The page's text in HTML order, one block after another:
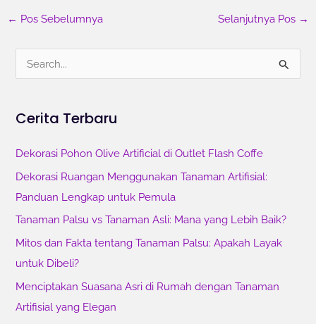
← Pos Sebelumnya Selanjutnya Pos →
u
Cerita Terbaru
Dekorasi Pohon Olive Artificial di Outlet Flash Coffe
Dekorasi Ruangan Menggunakan Tanaman Artifisial:
Panduan Lengkap untuk Pemula
Tanaman Palsu vs Tanaman Asli: Mana yang Lebih Baik?
Mitos dan Fakta tentang Tanaman Palsu: Apakah Layak
untuk Dibeli?
Menciptakan Suasana Asri di Rumah dengan Tanaman
Artifisial yang Elegan